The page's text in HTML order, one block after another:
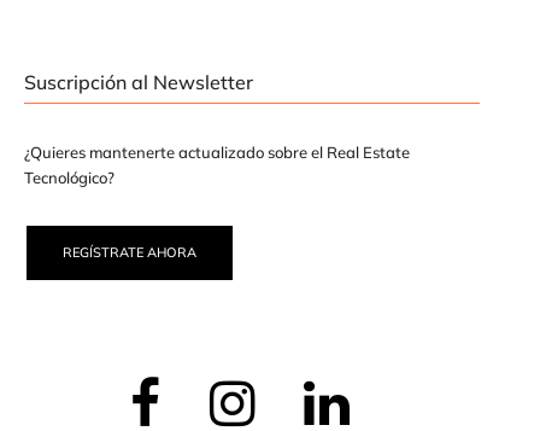
Suscripción al Newsletter
¿Quieres mantenerte actualizado sobre el Real Estate
Tecnológico?
REGÍSTRATE AHORA